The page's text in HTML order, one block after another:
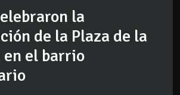
la
de la Plaza de la
el barrio